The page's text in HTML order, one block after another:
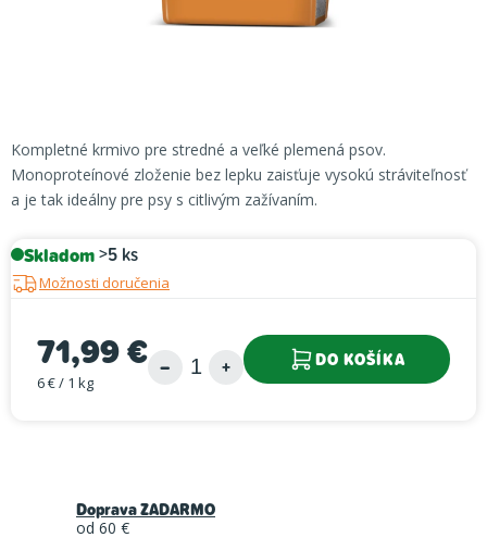
Kompletné krmivo pre stredné a veľké plemená psov.
Monoproteínové zloženie bez lepku zaisťuje vysokú stráviteľnosť
a je tak ideálny pre psy s citlivým zažívaním.
Skladom>5 ks
Možnosti doručenia
71,99 €
Jednotková cena:
6 € / 1 kg
DO KOŠÍKA
Doprava ZADARMO
od 60 €